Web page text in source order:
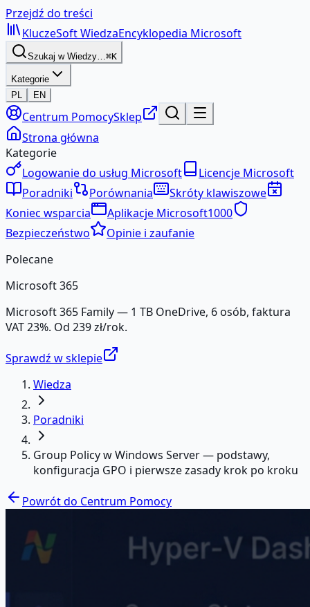
Przejdź do treści
KluczeSoftWiedzaEncyklopedia Microsoft
Szukaj w Wiedzy…⌘K
Kategorie
PL
EN
Centrum PomocySklep
Strona główna
Kategorie
Logowanie do usług Microsoft
Licencje Microsoft
Poradniki
Porównania
Skróty klawiszowe
Koniec wsparcia
Aplikacje Microsoft1000
Bezpieczeństwo
Opinie i zaufanie
Polecane
Microsoft 365
Microsoft 365 Family — 1 TB OneDrive, 6 osób, faktura
VAT 23%. Od 239 zł/rok.
Sprawdź w sklepie
Wiedza
Poradniki
Group Policy w Windows Server — podstawy,
konfiguracja GPO i pierwsze zasady krok po kroku
Powrót do Centrum Pomocy